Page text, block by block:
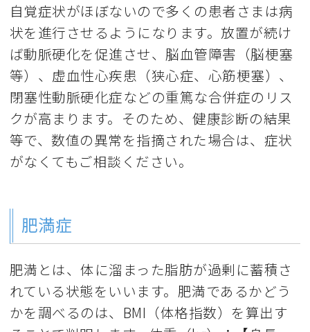
自覚症状がほぼないので多くの患者さまは病
状を進行させるようになります。放置が続け
ば動脈硬化を促進させ、脳血管障害（脳梗塞
等）、虚血性心疾患（狭心症、心筋梗塞）、
閉塞性動脈硬化症などの重篤な合併症のリス
クが高まります。そのため、健康診断の結果
等で、数値の異常を指摘された場合は、症状
がなくてもご相談ください。
肥満症
肥満とは、体に溜まった脂肪が過剰に蓄積さ
れている状態をいいます。肥満であるかどう
かを調べるのは、BMI（体格指数）を算出す